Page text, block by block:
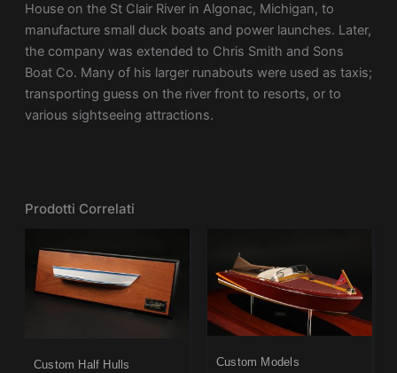
House on the St Clair River in Algonac, Michigan, to
manufacture small duck boats and power launches. Later,
the company was extended to Chris Smith and Sons
Boat Co. Many of his larger runabouts were used as taxis;
transporting guess on the river front to resorts, or to
various sightseeing attractions.
Prodotti Correlati
Custom Half Hulls Custom Models